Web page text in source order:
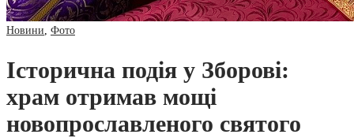
Новини Фото
Історична подія у Зборові:
храм отримав мощі
новопрославленого святого